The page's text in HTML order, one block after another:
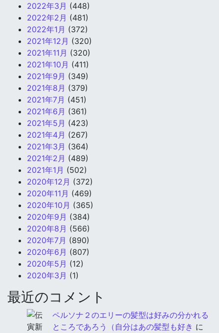
2022年3月 (448)
2022年2月 (481)
2022年1月 (372)
2021年12月 (320)
2021年11月 (320)
2021年10月 (411)
2021年9月 (349)
2021年8月 (379)
2021年7月 (451)
2021年6月 (361)
2021年5月 (423)
2021年4月 (267)
2021年3月 (364)
2021年2月 (489)
2021年1月 (502)
2020年12月 (372)
2020年11月 (469)
2020年10月 (365)
2020年9月 (384)
2020年8月 (566)
2020年7月 (890)
2020年6月 (807)
2020年5月 (12)
2020年3月 (1)
最近のコメント
ペルソナ２のエリーの髪型は好みの分かれる
ところであろう（自分はあの髪型も好き に